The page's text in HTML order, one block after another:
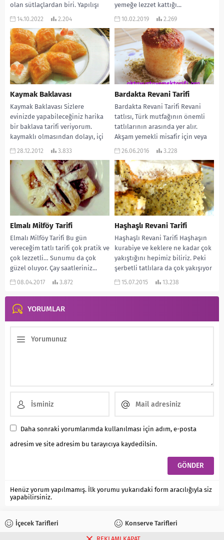
olan sütlaçlardan biri. Yapılışı
kolay ve çok da lezzetli...
14.10.2022 2.204
yemeğe lezzet kattığı...
10.02.2019 2.269
Kaymak Baklavası
Kaymak Baklavası Sizlere
evinizde yapabileceğiniz harika
bir baklava tarifi veriyorum.
kaymaklı olmasından dolayı, içi
yumuşacık, üstü ise kıtır kıtır
28.12.2012 3.833
Bardakta Revani Tarifi
Bardakta Revani Tarifi Revani
tatlısı, Türk mutfağının önemli
tatlılarının arasında yer alır.
Akşam yemekli misafir için veya
bayram gibi özel...
26.06.2016 3.228
Elmalı Milföy Tarifi
Elmalı Milföy Tarifi Bu gün
vereceğim tatlı tarifi çok pratik ve
çok lezzetli… Sunumu da çok
güzel oluyor. Çay saatleriniz...
08.04.2017 3.872
Haşhaşlı Revani Tarifi
Haşhaşlı Revani Tarifi Haşhaşın
kurabiye ve keklere ne kadar çok
yakıştığını hepimiz biliriz. Peki
şerbetli tatlılara da çok yakışıyor
desem?...
15.07.2015 13.238
YORUMLAR
Daha sonraki yorumlarımda kullanılması için adım, e-posta
adresim ve site adresim bu tarayıcıya kaydedilsin.
Henüz yorum yapılmamış. İlk yorumu yukarıdaki form aracılığıyla siz
yapabilirsiniz.
İçecek Tarifleri Konserve Tarifleri